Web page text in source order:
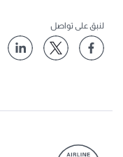
لنبق على تواصل